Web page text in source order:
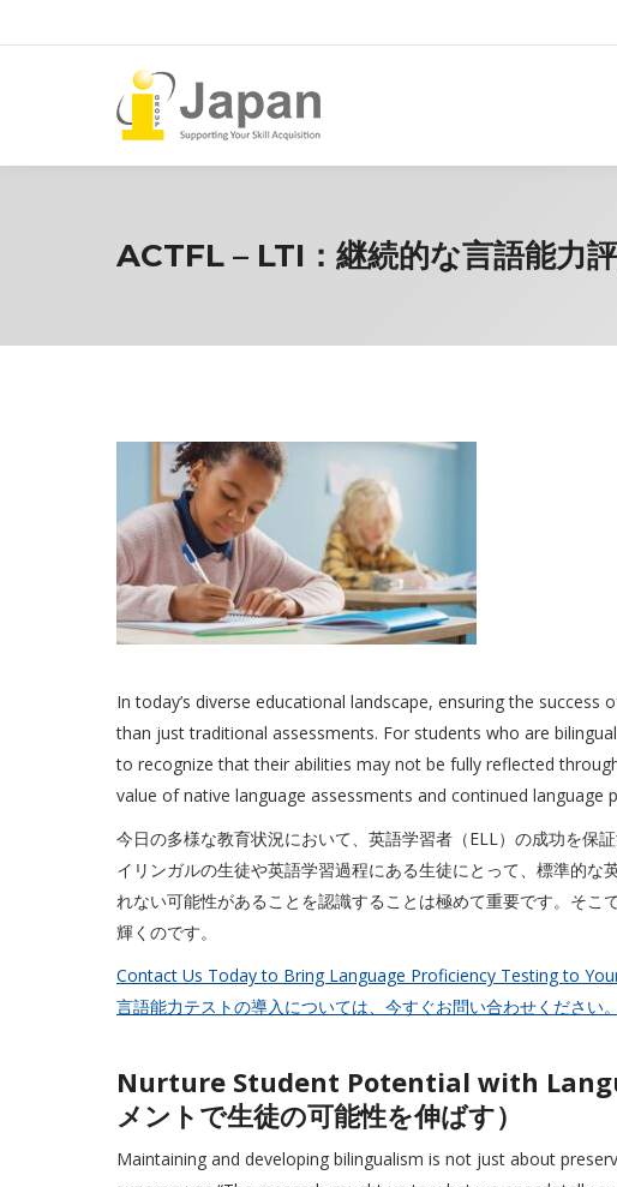
ACTFL – LTI：継続的な言語能力
In today’s diverse educational landscape, ensuring the success
than just traditional assessments. For students who are
to recognize that their abilities may not be fully reflected
value of native language assessments and continued language
今日の多様な教育状況において、英語学習者（ELL）の成功を保
イリンガルの生徒や英語学習過程にある生徒にとって、標準的な
れない可能性があることを認識することは極めて重要です。そこ
輝くのです。
Contact Us Today to Bring Language Proficiency Testing to
言語能力テストの導入については、今すぐお問い合わせください。
Nurture Student Potential with
メントで生徒の可能性を伸ばす）
Maintaining and developing bilingualism is not just about